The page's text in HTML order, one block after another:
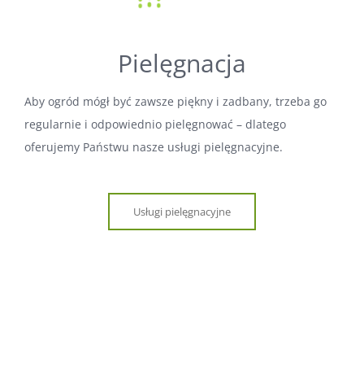
Pielęgnacja
Aby ogród mógł być zawsze piękny i zadbany, trzeba go
regularnie i odpowiednio pielęgnować – dlatego
oferujemy Państwu nasze usługi pielęgnacyjne.
Usługi pielęgnacyjne